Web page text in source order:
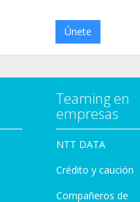
Únete
Teaming en
empresas
NTT DATA
Crédito y caución
Compañeros de